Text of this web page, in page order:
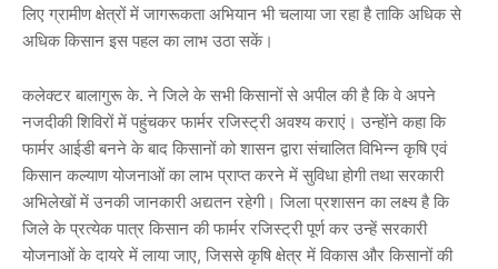
लिए ग्रामीण क्षेत्रों में जागरूकता अभियान भी चलाया जा रहा है ताकि अधिक से
अधिक किसान इस पहल का लाभ उठा सकें।
कलेक्टर बालागुरू के. ने जिले के सभी किसानों से अपील की है कि वे अपने
नजदीकी शिविरों में पहुंचकर फार्मर रजिस्ट्री अवश्य कराएं। उन्होंने कहा कि
फार्मर आईडी बनने के बाद किसानों को शासन द्वारा संचालित विभिन्न कृषि एवं
किसान कल्याण योजनाओं का लाभ प्राप्त करने में सुविधा होगी तथा सरकारी
अभिलेखों में उनकी जानकारी अद्यतन रहेगी। जिला प्रशासन का लक्ष्य है कि
जिले के प्रत्येक पात्र किसान की फार्मर रजिस्ट्री पूर्ण कर उन्हें सरकारी
योजनाओं के दायरे में लाया जाए, जिससे कृषि क्षेत्र में विकास और किसानों की